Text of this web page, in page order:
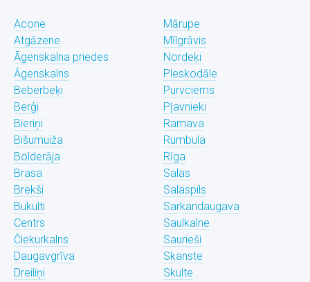
Acone
Atgāzene
Āgenskalna priedes
Āgenskalns
Beberbeķi
Berģi
Bieriņi
Bišumuiža
Bolderāja
Brasa
Brekši
Bukulti
Centrs
Čiekurkalns
Daugavgrīva
Dreiliņi
Mārupe
Mīlgrāvis
Nordeķi
Pleskodāle
Purvciems
Pļavnieki
Ramava
Rumbula
Rīga
Salas
Salaspils
Sarkandaugava
Saulkalne
Saurieši
Skanste
Skulte